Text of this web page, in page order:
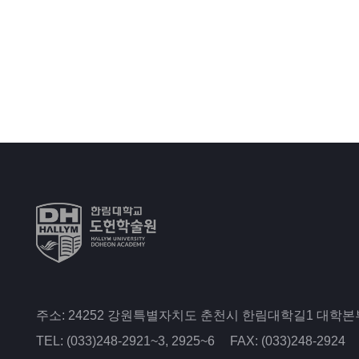
주소: 24252 강원특별자치도 춘천시 한림대학길1 대학본
TEL: (033)248-2921~3, 2925~6
FAX: (033)248-2924